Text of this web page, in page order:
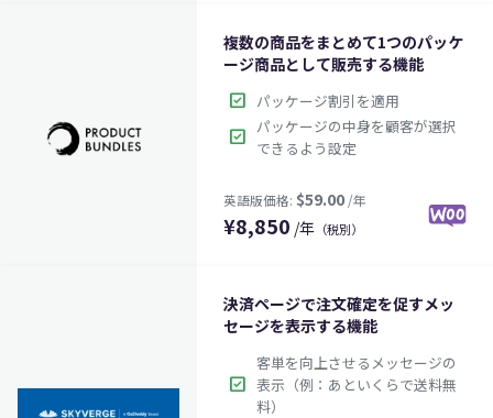
英語版価格: $29.00
複数の商品をまとめて1つのパッケ
ージ商品として販売する機能
check_box パッケージ割引を適用
check_box パッケージの中身を顧客が選択
できるよう設定
¥8,850 /年 （税別）
決済ページで注文確定を促すメッ
セージを表示する機能
check_box
客単を向上させるメッセージの
表示（例：あといくらで送料無
料）